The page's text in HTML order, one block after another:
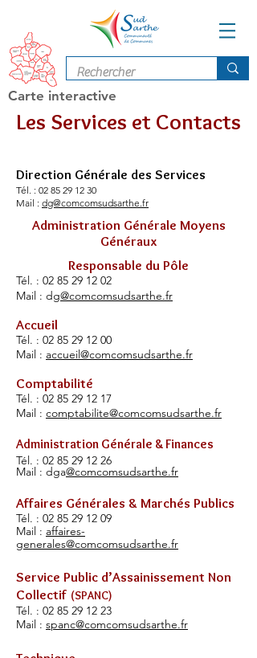
Carte interactive
Les Services et Contacts
Direction Générale des Services
Tél. : 02 85 29 12 30
Mail : dg@comcomsudsarthe.fr
Administration Générale Moyens
Généraux
Responsable du Pôle
Tél. : 02 85 29 12 02
Mail : dg@comcomsudsarthe.fr
Accueil
Tél. : 02 85 29 12 00
Mail : accueil@comcomsudsarthe.fr
Comptabilité
Tél. : 02 85 29 12 17
Mail : comptabilite@comcomsudsarthe.fr
Administration Générale & Finances
Tél. : 02 85 29 12 26
Mail : dga@comcomsudsarthe.fr
Affaires Générales & Marchés Publics
Tél. : 02 85 29 12 09
Mail : affaires-
generales@comcomsudsarthe.fr
Service Public d’Assainissement Non
Collectif (SPANC)
Tél. : 02 85 29 12 23
Mail : spanc@comcomsudsarthe.fr